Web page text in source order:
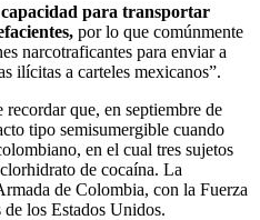
para transportar
por lo que comúnmente
narcotraficantes para enviar a
ilícitas a carteles mexicanos”.
recordar que, en septiembre de
tipo semisumergible cuando
en el cual tres sujetos
de cocaína. La
de Colombia, con la Fuerza
los Estados Unidos.